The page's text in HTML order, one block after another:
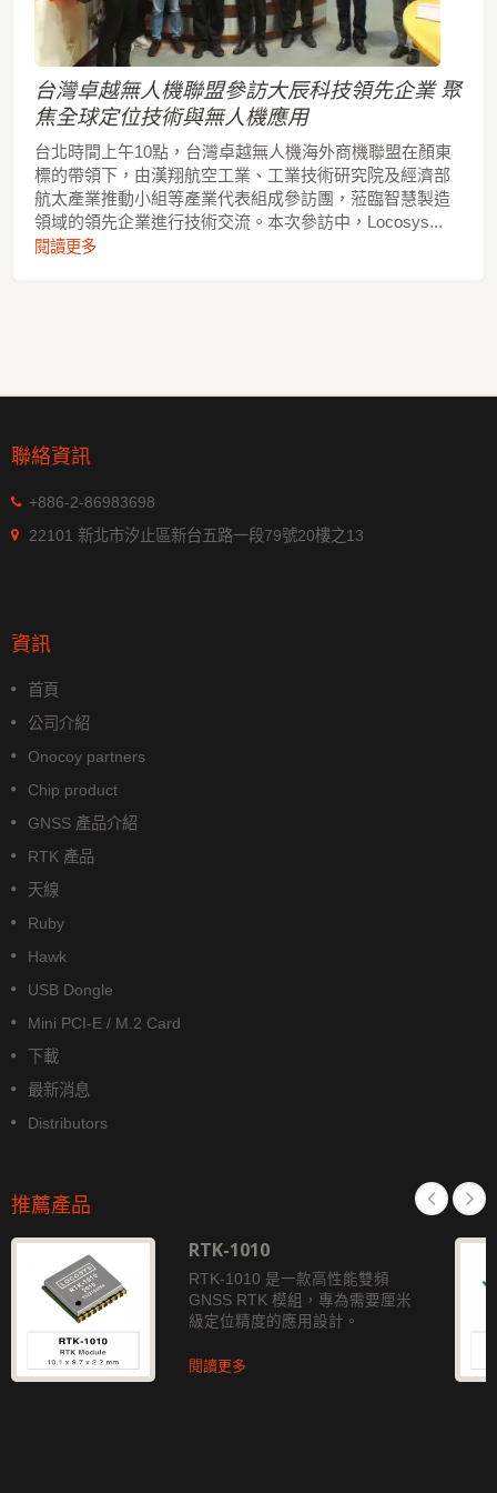
台灣卓越無人機聯盟參訪大辰科技領先企業 聚
焦全球定位技術與無人機應用
台北時間上午10點，台灣卓越無人機海外商機聯盟在顏東
標的帶領下，由漢翔航空工業、工業技術研究院及經濟部
航太產業推動小組等產業代表組成參訪團，蒞臨智慧製造
領域的領先企業進行技術交流。本次參訪中，Locosys...
閱讀更多
聯絡資訊
+886-2-86983698
22101 新北市汐止區新台五路一段79號20樓之13
資訊
首頁
公司介紹
Onocoy partners
Chip product
GNSS 產品介紹
RTK 產品
天線
Ruby
Hawk
USB Dongle
Mini PCI-E / M.2 Card
下載
最新消息
Distributors
推薦產品
RTK-1010
RTK-1010 是一款高性能雙頻
GNSS RTK 模組，專為需要厘米
級定位精度的應用設計。
閱讀更多